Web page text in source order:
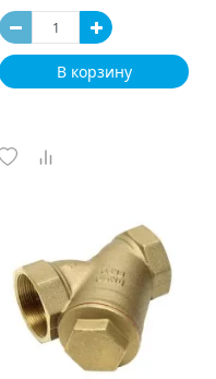
В корзину